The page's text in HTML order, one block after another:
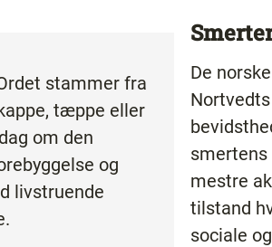
stammer fra
tæppe eller
om den
og
livstruende
De
smertens
mestre
tilstand
sociale